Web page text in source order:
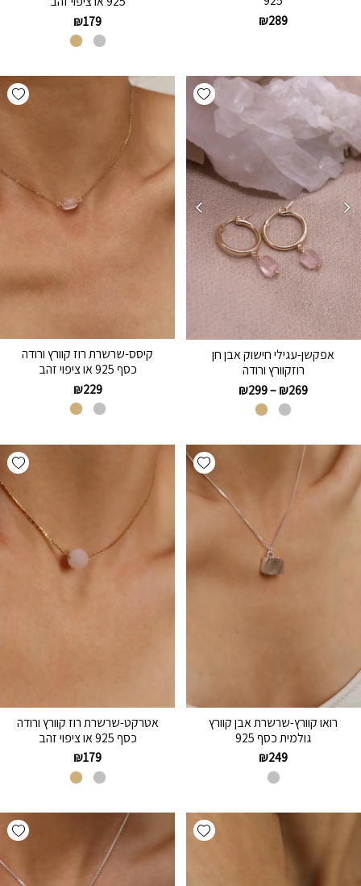
₪289
₪179
Add wishlist
אפקשן-עגילי חישוק אבן חן
רוזקוורץ ורודה
₪269
–
₪299
קיסס-שרשרת רוז קוורץ ורודה
כסף 925 או ציפוי זהב
₪229
Add wishlist
רואו קוורץ-שרשרת אבן קוורץ
גולמית כסף 925
₪249
אטרקט-שרשרת רוז קוורץ ורודה
כסף 925 או ציפוי זהב
₪179
Add wishlist